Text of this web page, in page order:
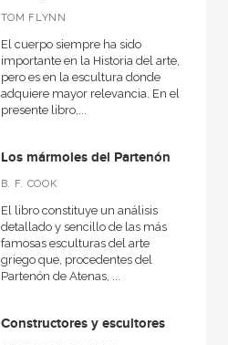
TOM FLYNN
El cuerpo siempre ha sido
importante en la Historia del arte,
pero es en la escultura donde
adquiere mayor relevancia. En el
presente libro,...
Los mármoles del Partenón
B. F. COOK
El libro constituye un análisis
detallado y sencillo de las más
famosas esculturas del arte
griego que, procedentes del
Partenón de Atenas, ...
Constructores y escultores